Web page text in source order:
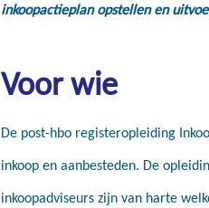
inkoopactieplan opstellen en
Voor wie
De post-hbo registeropleiding
inkoop en aanbesteden. De
inkoopadviseurs zijn van harte